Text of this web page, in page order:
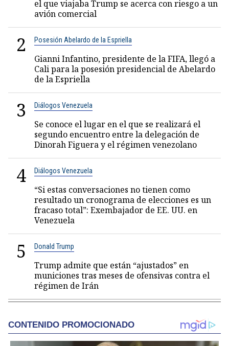
el que viajaba Trump se acerca con riesgo a un
avión comercial
2 Posesión Abelardo de la Espriella
Gianni Infantino, presidente de la FIFA, llegó a
Cali para la posesión presidencial de Abelardo
de la Espriella
3 Diálogos Venezuela
Se conoce el lugar en el que se realizará el
segundo encuentro entre la delegación de
Dinorah Figuera y el régimen venezolano
4 Diálogos Venezuela
“Si estas conversaciones no tienen como
resultado un cronograma de elecciones es un
fracaso total”: Exembajador de EE. UU. en
Venezuela
5 Donald Trump
Trump admite que están “ajustados” en
municiones tras meses de ofensivas contra el
régimen de Irán